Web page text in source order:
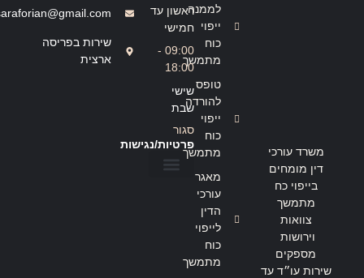
משרד עורכי
דין מומחים
בייפוי כח
מתמשך
צוואות
וירושות
מספקים
שירות עו״ד עד
לממנה
ייפוי
כוח
מתמשך
טופס
להורדה
ייפוי
כוח
מתמשך
מאגר
עורכי
הדין
לייפוי
כוח
מתמשך
ראשון עד
חמישי
09:00 -
18:00
שישי
שבת
סגור
פרטיות/נגישות
שירות בפריסה
ארצית